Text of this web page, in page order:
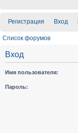
Регистрация Вход
Список форумов
Вход
Имя пользователя:
Пароль: